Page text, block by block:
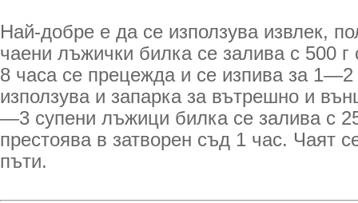
Най-добре е да се използува извлек,
чаени лъжички билка се залива с 500
8 часа се прецежда и се изпива за
използува и запарка за вътрешно и
—3 супени лъжици билка се залива с
пре­стоява в затворен съд 1 час. Чаят
пъти.